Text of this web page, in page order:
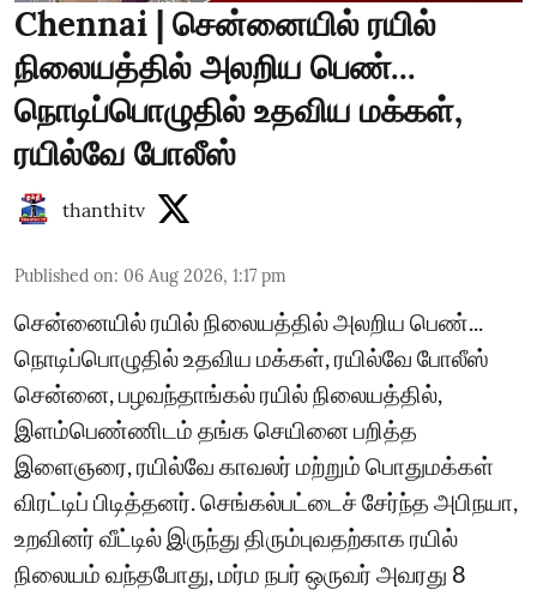
Chennai | சென்னையில் ரயில்
நிலையத்தில் அலறிய பெண்...
நொடிப்பொழுதில் உதவிய மக்கள்,
ரயில்வே போலீஸ்
thanthitv
Published on: 06 Aug 2026, 1:17 pm
சென்னையில் ரயில் நிலையத்தில் அலறிய பெண்...
நொடிப்பொழுதில் உதவிய மக்கள், ரயில்வே போலீஸ்
சென்னை, பழவந்தாங்கல் ரயில் நிலையத்தில்,
இளம்பெண்ணிடம் தங்க செயினை பறித்த
இளைஞரை, ரயில்வே காவலர் மற்றும் பொதுமக்கள்
விரட்டிப் பிடித்தனர். செங்கல்பட்டைச் சேர்ந்த அபிநயா,
உறவினர் வீட்டில் இருந்து திரும்புவதற்காக ரயில்
நிலையம் வந்தபோது, மர்ம நபர் ஒருவர் அவரது 8